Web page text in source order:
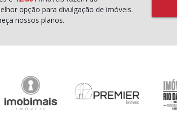
opção para divulgação de imóveis.
nossos planos.